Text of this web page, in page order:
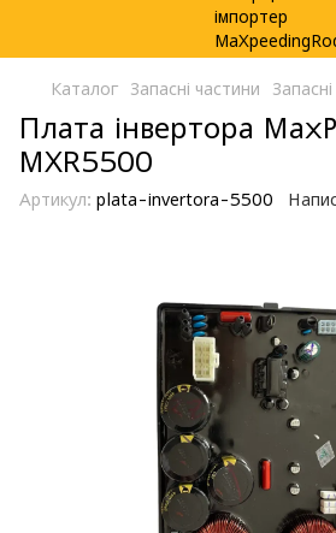
Каталог Запасні частини
Плата інвертора
MXR5500
Артикул: plata-invertora-5500